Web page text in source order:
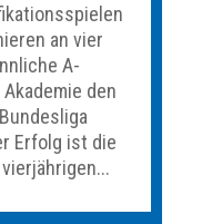
an vier
A-
den
Erfolg ist die